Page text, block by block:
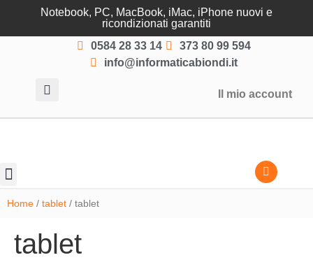
Notebook, PC, MacBook, iMac, iPhone nuovi e
ricondizionati garantiti
0584 28 33 14
373 80 99 594
info@informaticabiondi.it
Il mio account
Home / tablet / tablet
tablet